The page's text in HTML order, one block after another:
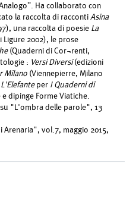
Ha collaborato con
la raccolta di raccontiAsina
una raccolta di poesie La
Ligure 2002), le prose
(Quaderni di Cor¬renti,
: Versi Diversi(edizioni
Milano (Viennepierre, Milano
per I Quaderni di
dipinge Forme Viatiche.
"L'ombra delle parole", 13
Arenaria", vol.7, maggio 2015,